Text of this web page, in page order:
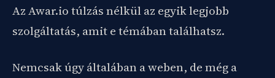
Az Awar.io túlzás nélkül az egyik legjobb
szolgáltatás, amit e témában találhatsz.
Nemcsak úgy általában a weben, de még a